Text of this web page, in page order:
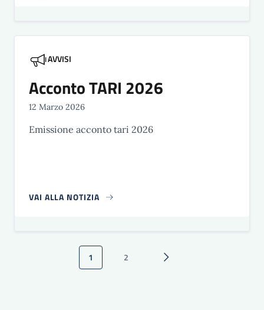
AVVISI
Acconto TARI 2026
12 Marzo 2026
Emissione acconto tari 2026
VAI ALLA NOTIZIA
Paginazione
Pagina attuale
1 Pagina
2 Pagina successiva